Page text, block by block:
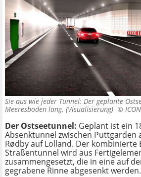
Sie aus wie jeder Tunnel: Der geplante
Meeresboden lang. (Visualisierung) ©
Der Ostseetunnel: Geplant ist ein
Absenktunnel zwischen Puttgarden
Rødby auf Lolland. Der kombinierte
Straßentunnel wird aus
zusammengesetzt, die in eine auf
gegrabene Rinne abgesenkt werden.